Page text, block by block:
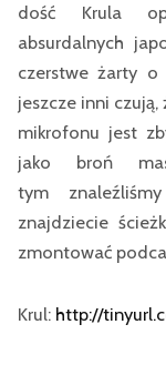
dość Krula
absurdalnych
czerstwe żarty o
jeszcze inni
mikrofonu jest
jako broń
tym
znajdziecie
zmontować
Krul: http://